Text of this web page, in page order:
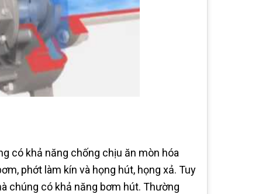
có khả năng chống chịu ăn mòn hóa
phớt làm kín và họng hút, họng xả. Tuy
chúng có khả năng bơm hút. Thường